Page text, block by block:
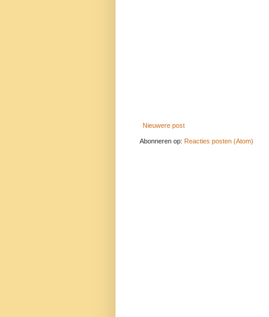
Nieuwere post
Abonneren op: Reacties posten (Atom)